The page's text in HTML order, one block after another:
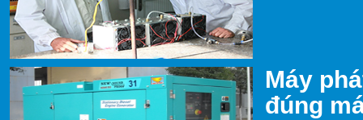
Máy
đúng